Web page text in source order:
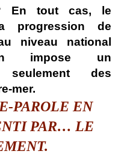
En tout cas, le
progression de
niveau national
impose un
seulement des
mer.
PAROLE EN
PAR… LE